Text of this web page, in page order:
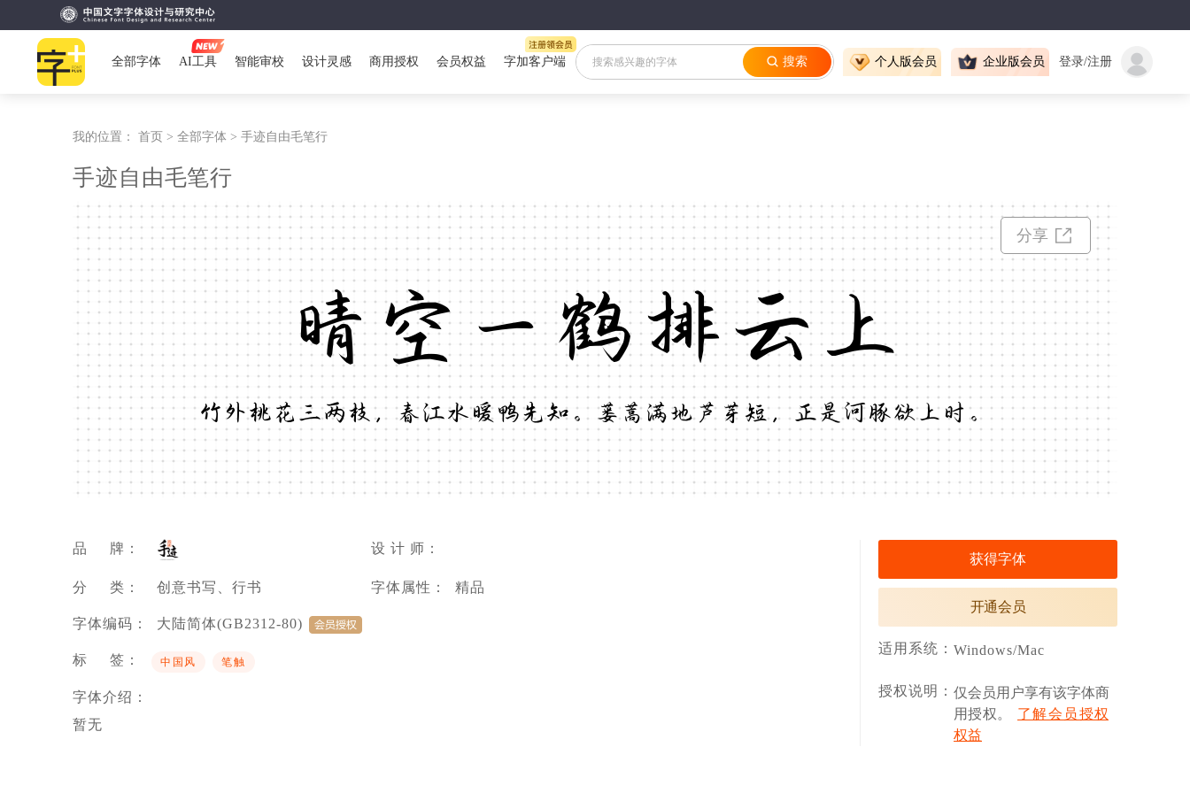
全部字体 AI工具 智能审校 设计灵感 商用授权 会员权益 字加客户端 登录/注册
企业版会员
个人版会员
搜索
我的位置： 首页 > 全部字体 > 手迹自由毛笔行
手迹自由毛笔行
晴空一鹤排云上
竹外桃花三两枝，春江水暖鸭先知。蒌蒿满地芦芽短，正是河豚欲上时。
分享
品 牌： 设 计 师：
分 类： 创意书写、行书 字体属性： 精品
字体编码： 大陆简体(GB2312-80)
标 签： 中国风 笔触
字体介绍：
暂无
获得字体
开通会员
适用系统： Windows/Mac
授权说明： 仅会员用户享有该字体商
用授权。
了解会员授权
权益